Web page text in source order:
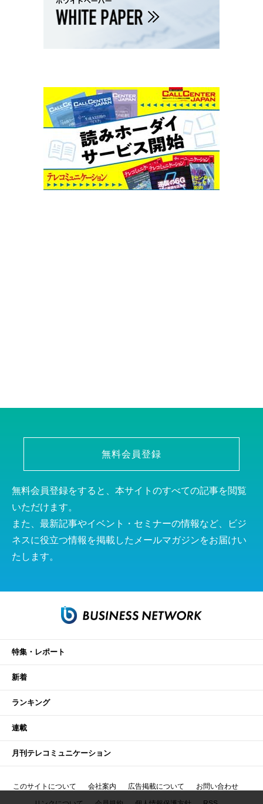
無料会員登録
無料会員登録をすると、本サイトのすべての記事を閲覧
いただけます。
また、最新記事やイベント・セミナーの情報など、ビジ
ネスに役立つ情報を掲載したメールマガジンをお届けい
たします。
特集・レポート
新着
ランキング
連載
月刊テレコミュニケーション
このサイトについて 会社案内 広告掲載について お問い合わせ